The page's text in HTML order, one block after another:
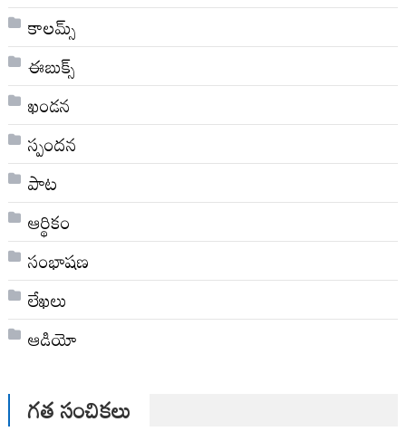
కాలమ్స్
ఈబుక్స్
ఖండన
స్పందన
పాట
ఆర్థికం
సంభాషణ
లేఖలు
ఆడియో
గత సంచికలు